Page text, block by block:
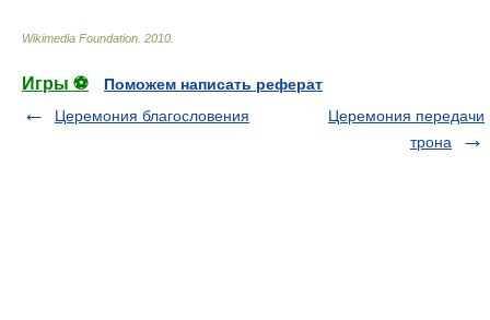
Wikimedia Foundation 2010
Игры ⚽
Поможем написать реферат
Церемония благословения
Церемония передачи
трона